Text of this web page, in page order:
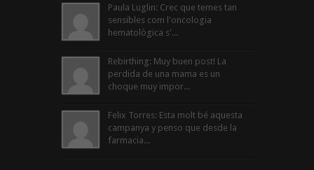
Paula Luglin: Crec que temes tan
sensibles com l'oncologia
hematològica s'...
Rebirthing: Muy buen post! La
perdida de una mama es un
choque muy impor...
Felix Torres: Esta molt bé aquesta
campanya y penso que desde la
farmacia...